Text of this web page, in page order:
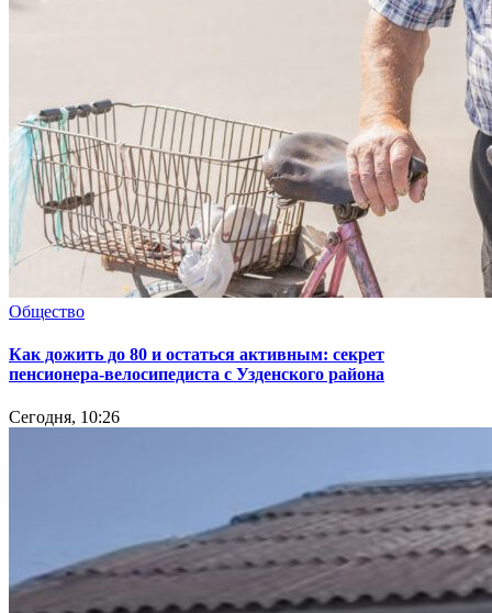
Общество
Как дожить до 80 и остаться активным: секрет
пенсионера-велосипедиста с Узденского района
Сегодня, 10:26